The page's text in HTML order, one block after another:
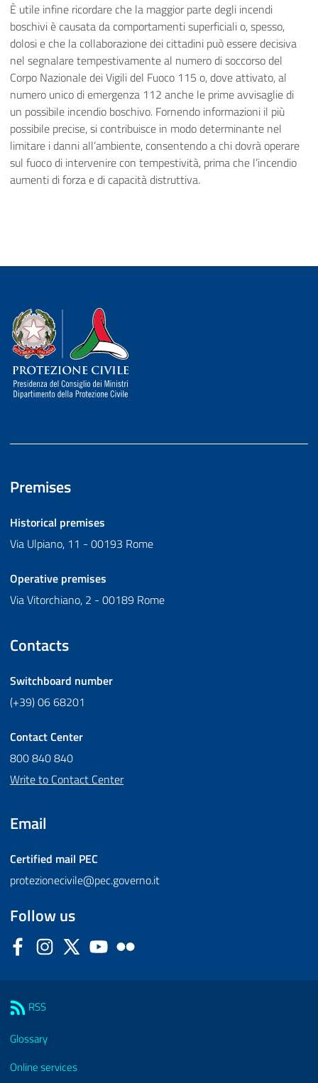
È utile infine ricordare che la maggior parte degli incendi
boschivi è causata da comportamenti superficiali o, spesso,
dolosi e che la collaborazione dei cittadini può essere decisiva
nel segnalare tempestivamente al numero di soccorso del
Corpo Nazionale dei Vigili del Fuoco 115 o, dove attivato, al
numero unico di emergenza 112 anche le prime avvisaglie di
un possibile incendio boschivo. Fornendo informazioni il più
possibile precise, si contribuisce in modo determinante nel
limitare i danni all’ambiente, consentendo a chi dovrà operare
sul fuoco di intervenire con tempestività, prima che l’incendio
aumenti di forza e di capacità distruttiva.
Dipartimento della Protezione Civile
Premises
Historical premises
Via Ulpiano, 11 - 00193 Rome
Operative premises
Via Vitorchiano, 2 - 00189 Rome
Contacts
Switchboard number
(+39) 06 68201
Contact Center
800 840 840
Write to Contact Center
Email
Certified mail PEC
protezionecivile@pec.governo.it
Follow us
FacebookInstagram
Twitter YouTube
RSS
Glossary
Online services